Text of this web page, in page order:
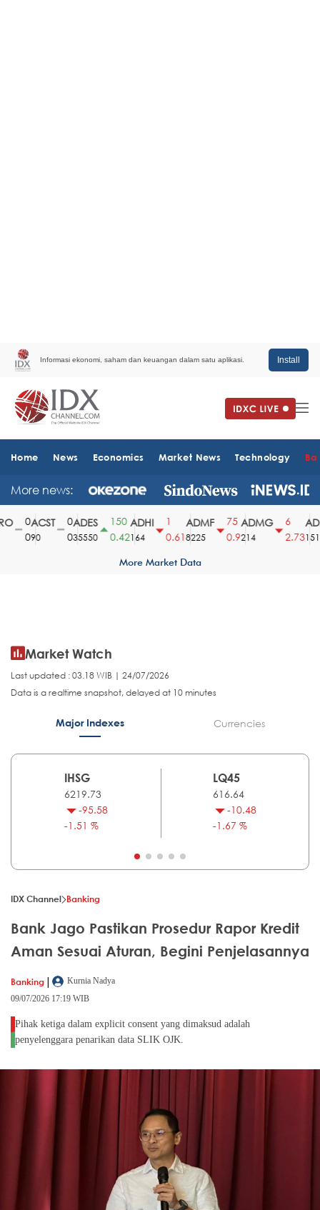
Informasi ekonomi, saham dan keuangan dalam satu aplikasi. Install
Home News Economics Market News Technology
More news:
ACST
90
ADES
35550
150
0.42
ADHI
164
0.61
ADMF
8225
75
0.9
ADMG
214
2.731510
More Market Data
Market Watch
Last updated : 03.18 WIB | 24/07/2026
Data is a realtime snapshot, delayed at 10 minutes
Major Indexes Currencies
IHSG
6219.73
-95.58
-1.51 %
LQ45
616.64
-10.48
-1.67 %
IDX Channel Banking
Bank Jago Pastikan Prosedur Rapor Kredit
Aman Sesuai Aturan, Begini Penjelasannya
Banking |
Kurnia Nadya
09/07/2026 17:19 WIB
Pihak ketiga dalam explicit consent yang dimaksud adalah
penyelenggara penarikan data SLIK OJK.